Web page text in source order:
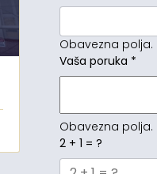
Obavezna polja.
Vaša poruka *
Obavezna polja.
2 + 1 = ?